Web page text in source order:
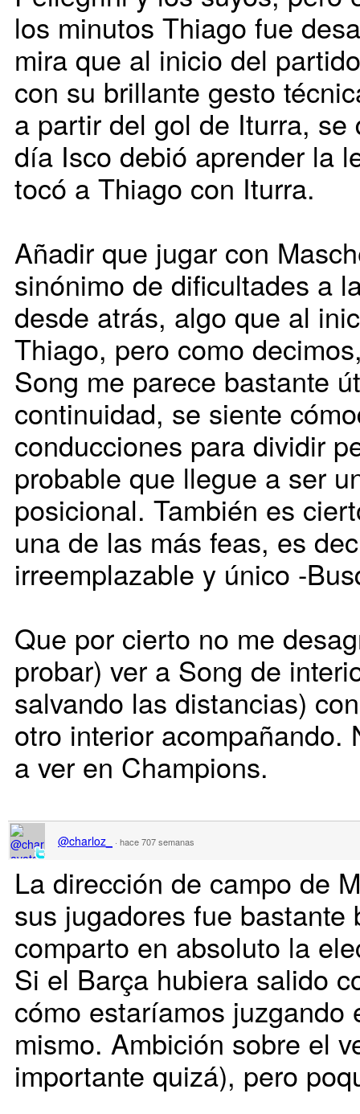
los minutos Thiago fue
mira que al inicio del
con su brillante gesto
a partir del gol de Iturra,
día Isco debió aprender la
tocó a Thiago con Iturra.
Añadir que jugar con
sinónimo de dificultades a
desde atrás, algo que al
Thiago, pero como
Song me parece bastante
continuidad, se siente
conducciones para dividir
probable que llegue a ser
posicional. También es
una de las más feas, es
irreemplazable y único -
Que por cierto no me
probar) ver a Song de
salvando las distancias)
otro interior acompañando.
a ver en Champions.
@charloz_ · hace 707 semanas
La dirección de campo de
sus jugadores fue bastante
comparto en absoluto la
Si el Barça hubiera salido
cómo estaríamos juzgando
mismo. Ambición sobre el
importante quizá), pero